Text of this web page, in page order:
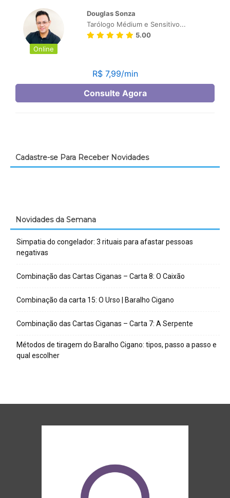
Cadastre-se Para Receber Novidades
Novidades da Semana
Simpatia do congelador: 3 rituais para afastar pessoas
negativas
Combinação das Cartas Ciganas – Carta 8: O Caixão
Combinação da carta 15: O Urso | Baralho Cigano
Combinação das Cartas Ciganas – Carta 7: A Serpente
Métodos de tiragem do Baralho Cigano: tipos, passo a passo e
qual escolher